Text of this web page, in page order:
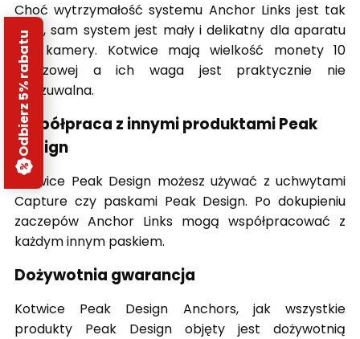
Choć wytrzymałość systemu Anchor Links jest tak
duża, sam system jest mały i delikatny dla aparatu
czy kamery. Kotwice mają wielkość monety 10
groszowej a ich waga jest praktycznie nie
wyczuwalna.
Współpraca z innymi produktami Peak
Design
Kotwice Peak Design możesz używać z uchwytami
Capture czy paskami Peak Design. Po dokupieniu
zaczepów Anchor Links mogą współpracować z
każdym innym paskiem.
Dożywotnia gwarancja
Kotwice Peak Design Anchors, jak wszystkie
produkty Peak Design objęty jest dożywotnią
Odbierz 5% rabatu